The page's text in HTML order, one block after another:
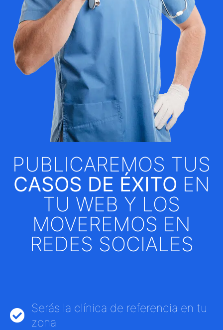
PUBLICAREMOS TUS
CASOS DE ÉXITO EN
TU WEB Y LOS
MOVEREMOS EN
REDES SOCIALES
Serás la clínica de referencia en tu
zona